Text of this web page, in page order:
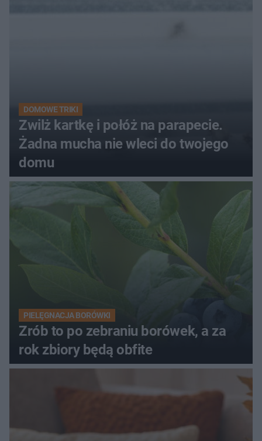
DOMOWE TRIKI
Zwilż kartkę i połóż na parapecie.
Żadna mucha nie wleci do twojego
domu
PIELĘGNACJA BORÓWKI
Zrób to po zebraniu borówek, a za
rok zbiory będą obfite